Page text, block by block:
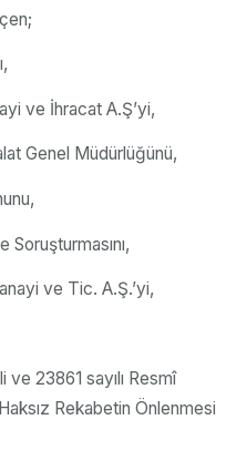
ve İhracat A.Ş’yi,
Genel Müdürlüğünü,
ve Tic. A.Ş.’yi,
23861 sayılı Resmî
Rekabetin Önlenmesi